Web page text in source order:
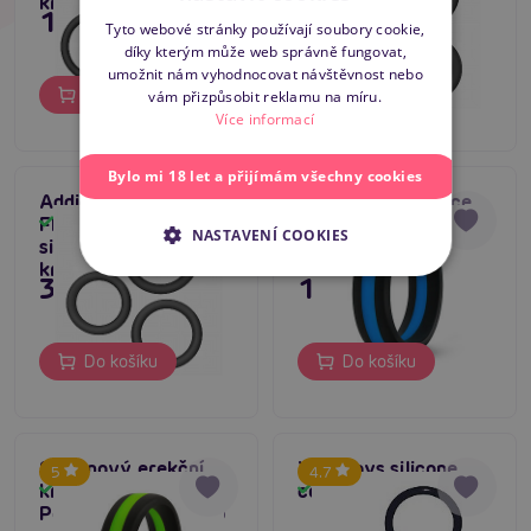
195 Kč
Do košíku
249 Kč
Do košíku
Addicted Toys Set Of
Flat Silicone Rings,
silikonové erekční
kroužky
349 Kč
Do košíku
Blush Performance
Go Pro (Blue)
195 Kč
Do košíku
5
Silikonový erekční
kroužek Blush
Performance Go Pro
Skladem
4.7
You2Toys silicone
cock ring set
Skladem
ENGLISH
Tyto webové stránky používají soubory cookie,
díky kterým může web správně fungovat,
umožnit nám vyhodnocovat návštěvnost nebo
vám přizpůsobit reklamu na míru.
Více informací
Bylo mi 18 let a přijímám všechny cookies
NASTAVENÍ COOKIES